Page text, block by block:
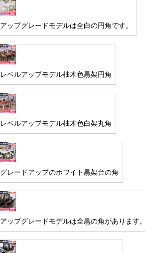
アップグレードモデルは全白の円角です。
レベルアップモデル柚木色黒架円角
レベルアップモデル柚木色白架丸角
グレードアップのホワイト黒架台の角
アップグレードモデルは全黒の角があります。